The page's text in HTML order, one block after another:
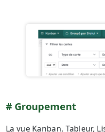
G roupement
La vue Kanban, Tableur,